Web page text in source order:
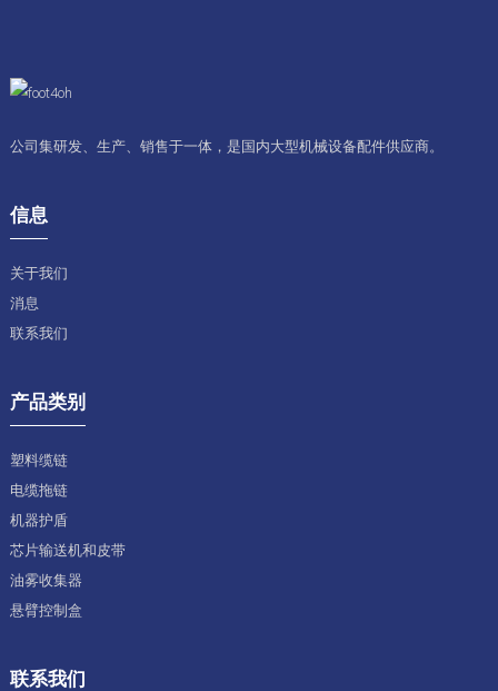
公司集研发、生产、销售于一体，是国内大型机械设备配件供应商。
信息
关于我们
消息
联系我们
产品类别
塑料缆链
电缆拖链
机器护盾
芯片输送机和皮带
油雾收集器
悬臂控制盒
联系我们